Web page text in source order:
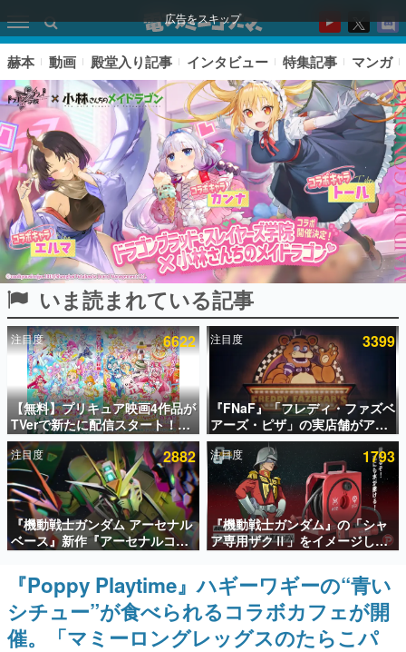
広告をスキップ
ピックアップ
電ファミのいま読まれている記事ランキング
アプリセール情報
インタビュー
連載・特集一覧
殿堂入り記事
SNS拡散数が数千以上！ ページビュー数万以上！ などな
ど。多くの人々に読まれた、電ファミ渾身の“殿堂入り”記
事をまとめました。
ゲームの企画書
名作ゲームクリエイターの方々に製作時のエピソードをお
聞きし、ヒットする企画（ゲーム）とは何か？を探ってい
きます。
赫本 動画 殿堂入り記事 インタビュー 特集記事 マンガ
いま読まれている記事
注目度 6622
【無料】プリキュア映画4作品が
TVerで新たに配信スタート！な
んと2018年～2024年の映画ほぼ
すべてが見放題に、ぶっちゃけ
ありえないラインナップ
注目度 3399
『FNaF』「フレディ・ファズベ
アーズ・ピザ」の実店舗がアメ
リカの商業施設「American
Dream」に2027年オープン！
ScottGamesとの共同開発、食
事だけでなくステージショーや
没入型のホラー体験も楽しめる
注目度 2882
『機動戦士ガンダム アーセナル
ベース』新作『アーセナルコマ
ンダー』発表！8月28日からオ
ープンベータテスト開催、2027
年2月下旬に稼働予定
注目度 1793
『機動戦士ガンダム』の「シャ
ア専用ザクⅡ」をイメージした
散水ホースリールが予約開始。
本体にはシャアのパーソナルマ
ークやジオン公国軍のエンブレ
ム、型式番号などを配置
『Poppy Playtime』ハギーワギーの“青い
シチュー”が食べられるコラボカフェが開
催。「マミーロングレッグスのたらこパ